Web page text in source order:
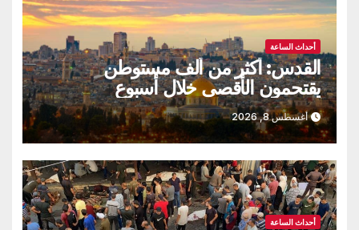
أحداث الساعة
القدس: أكثر من ألف مستوطن
يقتحمون الأقصى خلال أسبوع
أغسطس 8, 2026
أحداث الساعة